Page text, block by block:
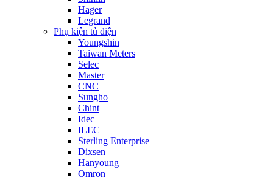
Hager
Legrand
Phụ kiện tủ điện
Youngshin
Taiwan Meters
Selec
Master
CNC
Sungho
Chint
Idec
ILEC
Sterling Enterprise
Dixsen
Hanyoung
Omron